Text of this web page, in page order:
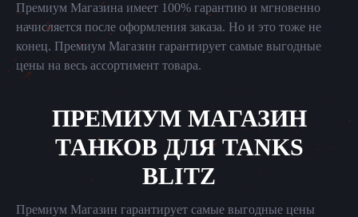
Премиум Магазина имеет 100% гарантию и мгновенно
начисляется после оформления заказа. Но и это тоже не
конец. Премиум Магазин гарантирует самые выгодные
цены на весь ассортимент товара.
ПРЕМИУМ МАГАЗИН
ТАНКОВ ДЛЯ TANKS
BLITZ
Премиум Магазин гарантирует самые выгодные цены